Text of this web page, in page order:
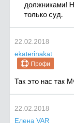
должниками!
только суд.
22.02.2018
ekaterinakat
Профи
Так это нас так
22.02.2018
Елена VAR